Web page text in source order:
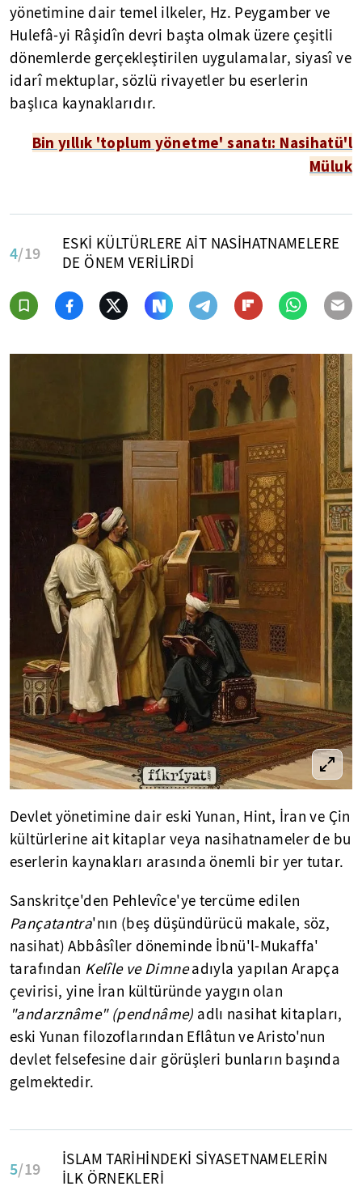
yönetimine dair temel ilkeler, Hz. Peygamber ve
Hulefâ-yi Râşidîn devri başta olmak üzere çeşitli
dönemlerde gerçekleştirilen uygulamalar, siyasî ve
idarî mektuplar, sözlü rivayetler bu eserlerin
başlıca kaynaklarıdır.
Bin yıllık 'toplum yönetme' sanatı: Nasihatü'l
Müluk
4/19
ESKİ KÜLTÜRLERE AİT NASİHATNAMELERE
DE ÖNEM VERİLİRDİ
Devlet yönetimine dair eski Yunan, Hint, İran ve Çin
kültürlerine ait kitaplar veya nasihatnameler de bu
eserlerin kaynakları arasında önemli bir yer tutar.
Sanskritçe'den Pehlevîce'ye tercüme edilen
Pançatantra'nın (beş düşündürücü makale, söz,
nasihat) Abbâsîler döneminde İbnü'l-Mukaffa'
tarafından Kelîle ve Dimneadıyla yapılan Arapça
çevirisi, yine İran kültüründe yaygın olan
"andarznâme" (pendnâme) adlı nasihat kitapları,
eski Yunan filozoflarından Eflâtun ve Aristo'nun
devlet felsefesine dair görüşleri bunların başında
gelmektedir.
5/19
İSLAM TARİHİNDEKİ SİYASETNAMELERİN
İLK ÖRNEKLERİ